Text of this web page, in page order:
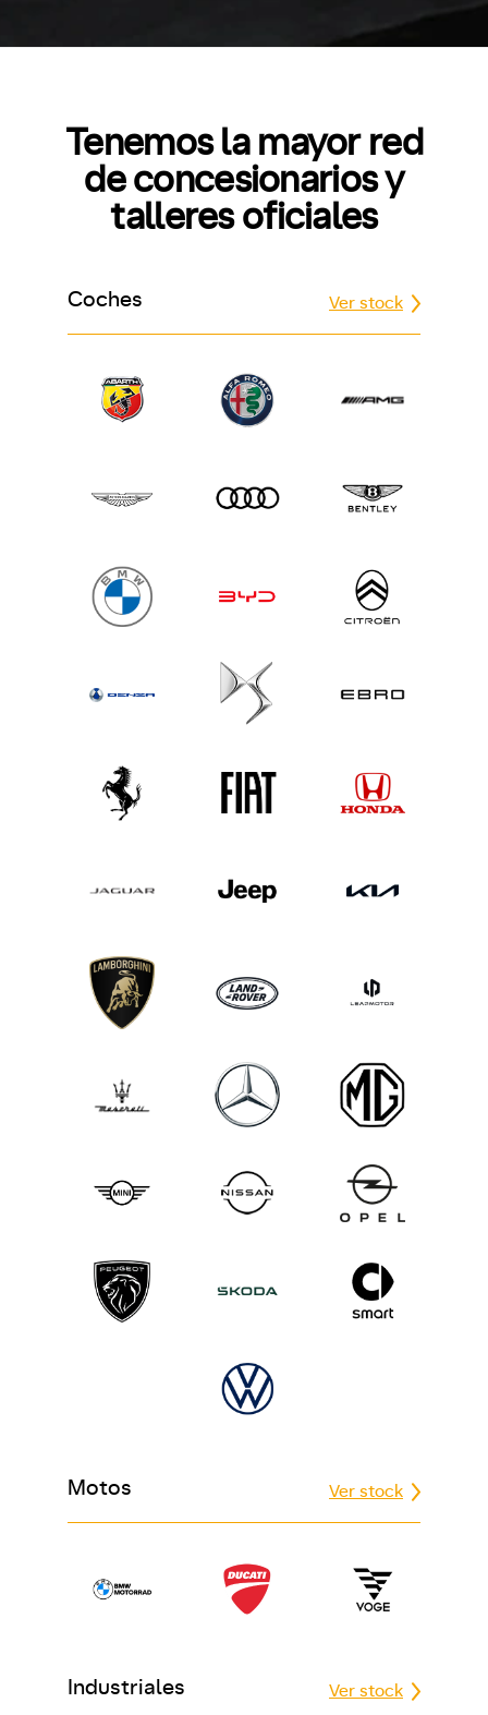
Tenemos la mayor red
de concesionarios y
talleres oficiales
Coches Ver stock
Motos Ver stock
Industriales Ver stock